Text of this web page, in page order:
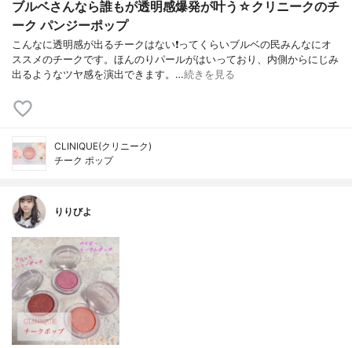
ブルベさんなら誰もが透明感爆発が叶う☆クリニークのチ
ーク パンジーポップ
こんなに透明感が出るチークはない❗ってくらいブルベの民みんなにオ
ススメのチークです。ほんのりパールがはいっており、内側からにじみ
出るようなツヤ感を演出できます。…続きを見る
CLINIQUE(クリニーク)
チーク ポップ
りりびよ